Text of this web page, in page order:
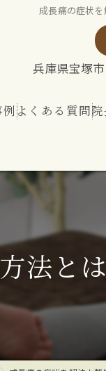
成長痛の症状
兵庫県宝塚
よくある質問
法と